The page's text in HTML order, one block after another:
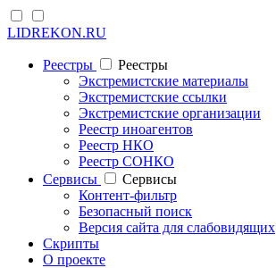
LIDREKON.RU
Реестры
Реестры
Экстремистские материалы
Экстремистские ссылки
Экстремистские организации
Реестр иноагентов
Реестр НКО
Реестр СОНКО
Cервисы
Cервисы
Контент-фильтр
Безопасный поиск
Версия сайта для слабовидящих
Скрипты
О проекте